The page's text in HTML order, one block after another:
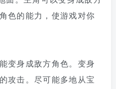
色的能力，使游戏对你
变身成敌方角色。变身
攻击。尽可能多地从宝